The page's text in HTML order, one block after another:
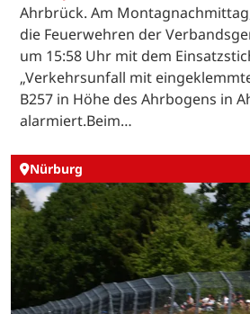
Ahrbrück. Am
die Feuerwehren der
um 15:58 Uhr mit dem
„Verkehrsunfall mit
B257 in Höhe des Ahrbogens in
alarmiert.Beim…
Nürburg